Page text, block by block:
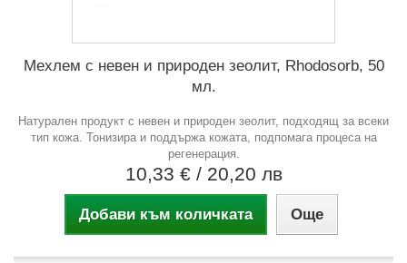
Мехлем с невен и природен зеолит, Rhodosorb, 50
мл.
Натурален продукт с невен и природен зеолит, подходящ за всеки
тип кожа. Тонизира и поддържа кожата, подпомага процеса на
регенерация.
10,33 € / 20,20 лв
Добави към количката Още